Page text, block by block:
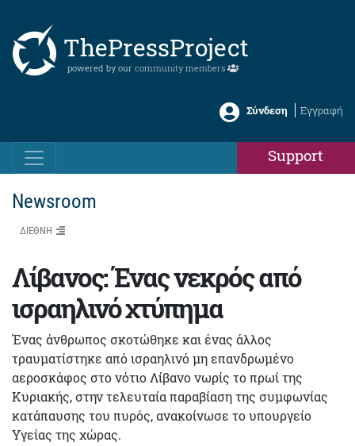
ThePressProject
powered by our community members
Σύνδεση Εγγραφή
Support
Newsroom
ΔΙΕΘΝΗ
Λίβανος: Ένας νεκρός από
ισραηλινό χτύπημα
Ένας άνθρωπος σκοτώθηκε και ένας άλλος
τραυματίστηκε από ισραηλινό μη επανδρωμένο
αεροσκάφος στο νότιο Λίβανο νωρίς το πρωί της
Κυριακής, στην τελευταία παραβίαση της συμφωνίας
κατάπαυσης του πυρός, ανακοίνωσε το υπουργείο
Υγείας της χώρας.